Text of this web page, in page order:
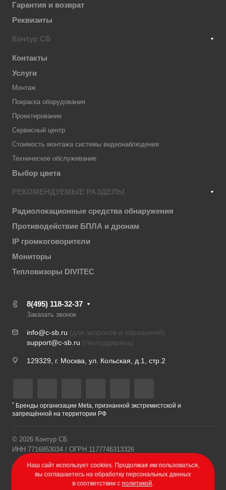
Гарантия и возврат
Реквизиты
Контур СБ
Контакты
Услуги
Монтаж
Покраска оборудования
Проектирование
Сервисный центр
Стоимость монтажа системы видеонаблюдения
Техническое обслуживание
Выбор цвета
РЕКОМЕНДУЕМЫЕ РАЗДЕЛЫ
Радиолокационные средства обнаружения
Противодействие БПЛА и дронам
IP громкоговорители
Мониторы
Тепловизоры DIVITEC
8(495) 118-32-37
Заказать звонок
info@c-sb.ru (для запросов и обращений)
support@c-sb.ru (техподдержка)
129329, г. Москва, ул. Кольская, д.1, стр.2
* Бренды организации Meta, признанной экстремистской и
запрещённой на территории РФ
© 2026 Контур СБ
ИНН 7716853034 / ОГРН 1177746313326
Политика конфиденциальности
Разработка сайта – Веб-Центр
Наш сайт использует cookies. Продолжая им пользоваться,
вы соглашаетесь на обработку персональных данных
в соответствии с политикой.